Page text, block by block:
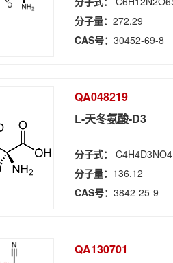
分子量：272.29
CAS号：30452-69-8
QA048219
L-天冬氨酸-D3
分子式：C4H4D3NO4
分子量： 136.12
CAS号：3842-25-9
QA130701